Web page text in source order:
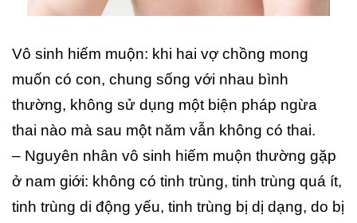
Vô sinh hiếm muộn: khi hai vợ chồng mong
muốn có con, chung sống với nhau bình
thường, không sử dụng một biện pháp ngừa
thai nào mà sau một năm vẫn không có thai.
– Nguyên nhân vô sinh hiếm muộn thường gặp
ở nam giới: không có tinh trùng, tinh trùng quá ít,
tinh trùng di động yếu, tinh trùng bị dị dạng, do bị